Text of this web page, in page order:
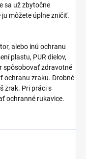
sa už zbytočne
môžete úplne zničiť.
alebo inú ochranu
plastu, PUR dielov,
spôsobovať zdravotné
ochranu zraku. Drobné
zrak. Pri práci s
ochranné rukavice.